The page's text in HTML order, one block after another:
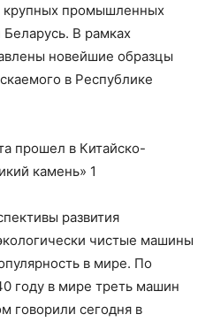
крупных промышленных
В рамках
новейшие образцы
в Республике
развития
чистые машины
в мире. По
году в мире треть машин
говорили сегодня в